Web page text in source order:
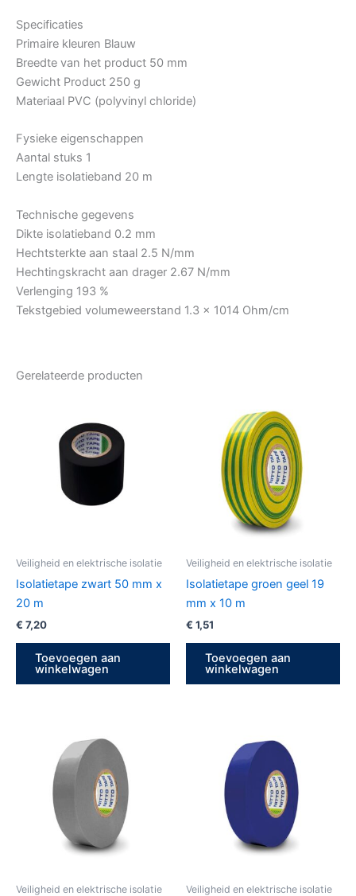
Specificaties
Primaire kleuren Blauw
Breedte van het product 50 mm
Gewicht Product 250 g
Materiaal PVC (polyvinyl chloride)
Fysieke eigenschappen
Aantal stuks 1
Lengte isolatieband 20 m
Technische gegevens
Dikte isolatieband 0.2 mm
Hechtsterkte aan staal 2.5 N/mm
Hechtingskracht aan drager 2.67 N/mm
Verlenging 193 %
Tekstgebied volumeweerstand 1.3 × 1014 Ohm/cm
Gerelateerde producten
Veiligheid en elektrische isolatie
Isolatietape zwart 50 mm x
20 m
€ 7,20
Toevoegen aan
winkelwagen
Veiligheid en elektrische isolatie
Isolatietape groen geel 19
mm x 10 m
€ 1,51
Toevoegen aan
winkelwagen
Veiligheid en elektrische isolatie Veiligheid en elektrische isolatie